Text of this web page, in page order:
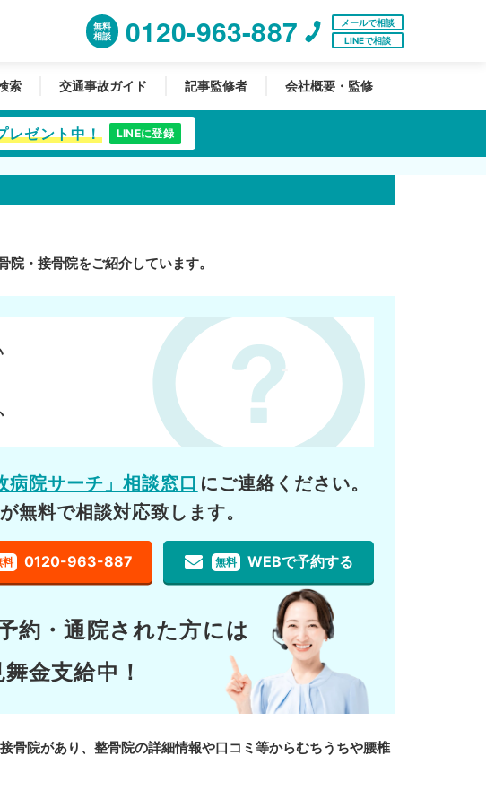
無料
相談
0120-963-887
メールで相談
LINEで相談
索 交通事故ガイド 記事監修者 会社概要・監修
レゼント中！ LINEに登録
・接骨院をご紹介しています。
病院サーチ」相談窓口 にご連絡ください。
無料で相談対応致します。
料 0120-963-887 無料 WEBで予約する
約・通院された方には
金支給中！
骨院があり、整骨院の詳細情報や口コミ等からむちうちや腰椎